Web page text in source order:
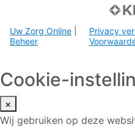
Uw Zorg Online
Beheer
Privacy
Cookie-
×
Wij gebruiken op deze